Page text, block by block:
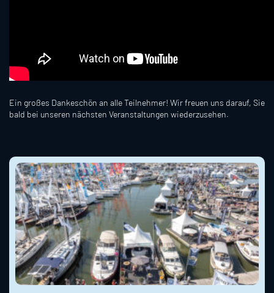
Ein großes Dankeschön an alle Teilnehmer! Wir freuen uns darauf, Sie
bald bei unseren nächsten Veranstaltungen wiederzusehen.